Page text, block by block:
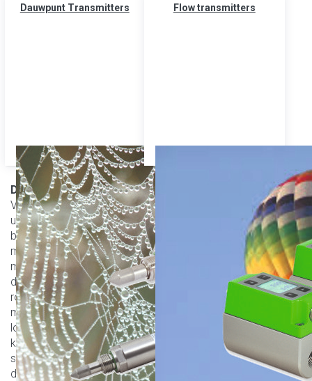
Dauwpunt Transmitters Flow transmitters
Dauwpunt metingen
Voor het meten van het dauwpunten beschikken wij over de
uiterst nauwkeurige EE371-serie van leverancier E+E,
bestaande uit twee modellen. Deze transmitter is uitgerust
met een auto kalibratie systeem, zodat het precies kan
meten in moeilijke omstandigheden, zoals zeer lage
dauwpunten of hoge druk. De behuizing is uiteraard ook
robuust uitgevoerd om deze situaties aan te kunnen. De
meter is compact en direct worden bevestigd op de
locatie. Het S-Model beschikt over een switch die gebruikt
kan worden voor controle en alarm applicaties. Door zijn
snelle reactietijd kan op tijd worden ingegrepen zodra het
dauwpunt te hoog of te laag wordt, wat ook nog eens